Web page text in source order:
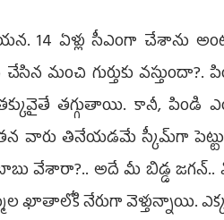
‌14 ఏళ్లు సీఎంగా చేశాను
గుర్తుకు వస్తుందా?.
తక్కువైతే తగ్గుతాయి. కానీ,
వారు తినేయడమే స్కీమ్‌గా
వేశారా?.. అదే మీ బిడ్డ జగన్‌..
ఖాతాలోకి నేరుగా వెళ్తున్నాయి.